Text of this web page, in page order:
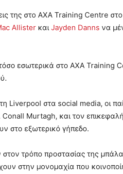
της στο AXA Training Centre
Allister και Jayden Danns να
εσωτερικά στο AXA Training
Liverpool στα social media, οι
Murtagh, και τον
στο εξωτερικό γήπεδο.
τρόπο προστασίας της
στην μονομαχία που